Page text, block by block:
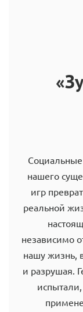
нашего
игр
реальной
независимо
нашу жизнь,
и разрушая.